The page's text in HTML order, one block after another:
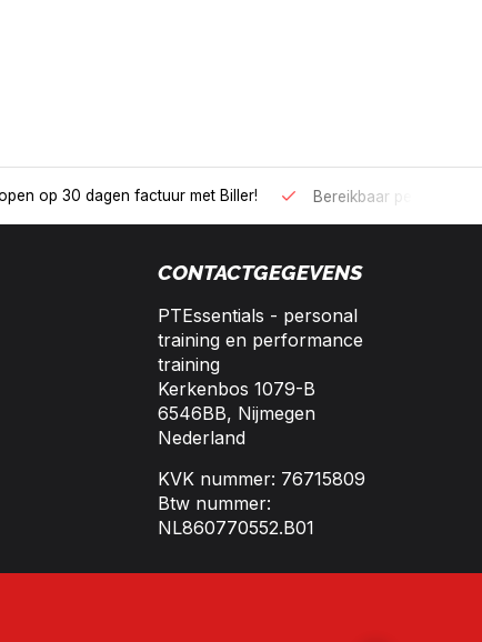
op 30 dagen factuur met Biller! Bereikbaar per
CONTACTGEGEVENS
PTEssentials - personal
training en performance
training
Kerkenbos 1079-B
6546BB, Nijmegen
Nederland
KVK nummer: 76715809
Btw nummer:
NL860770552.B01